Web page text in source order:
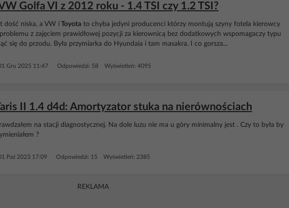
Golfa VI z 2012 roku - 1.4 TSI czy 1.2 TSI?
dość niska, a VW i Toyota to chyba jedyni producenci którzy montują szyny fotela kierowcy
z zajęciem prawidłowej pozycji za kierownicą bez dodatkowych wspomagaczy typu
się do przodu. Była przymiarka do Hyundaia i tam masakra. I co gorsza...
Gru 2025 11:47 Odpowiedzi: 58 Wyświetleń: 4095
II 1.4 d4d: Amortyzator stuka na nierównościach
na stacji diagnostycznej. Na dole luzu nie ma u góry minimalny jest . Czy to była by
?
Paź 2023 17:09 Odpowiedzi: 15 Wyświetleń: 2385
REKLAMA